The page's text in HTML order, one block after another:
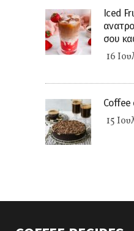
Iced
σου
16
Coffee
15